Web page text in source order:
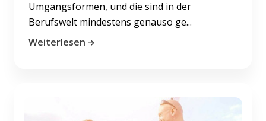
Umgangsformen, und die sind in der
Berufswelt mindestens genauso ge...
Weiterlesen